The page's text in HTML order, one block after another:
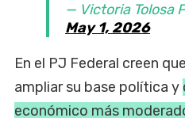
— Victoria Tolosa
May 1, 2026
En el PJ Federal creen
ampliar su base política y
económico más